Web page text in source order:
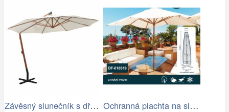
Závěsný slunečník s dřevěnou tyčí Ø 350… Ochranná plachta na slunečník 200-300 cm